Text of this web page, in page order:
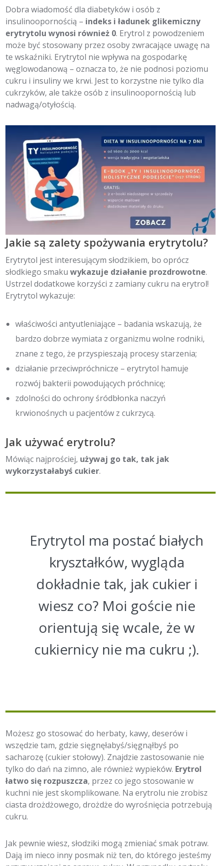
Dobra wiadomość dla diabetyków i osób z
insulinoopornością – indeks i ładunek glikemiczny
erytrytolu wynosi również 0. Erytrol z powodzeniem
może być stosowany przez osoby zwracające uwagę na
te wskaźniki. Erytrytol nie wpływa na gospodarkę
węglowodanową – oznacza to, że nie podnosi poziomu
cukru i insuliny we krwi. Jest to korzystne nie tylko dla
cukrzyków, ale także osób z insulinoopornością lub
nadwagą/otyłością.
Jakie są zalety spożywania erytrytolu?
Erytrytol jest interesującym słodzikiem, bo oprócz
słodkiego smakuwykazuje działanie prozdrowotne.
Ustrzel dodatkowe korzyści z zamiany cukru na erytrol!
Erytrytol wykazuje:
właściwości antyutleniające – badania wskazują, że
bardzo dobrze wymiata z organizmu wolne rodniki,
znane z tego, że przyspieszają procesy starzenia;
działanie przeciwpróchnicze – erytrytol hamuje
rozwój bakterii powodujących próchnicę;
zdolności do ochrony śródbłonka naczyń
krwionośnych u pacjentów z cukrzycą.
Jak używać erytrolu?
Mówiąc najprościej, używaj go tak, tak jak
wykorzystałabyś cukier.
Erytrytol ma postać białych
kryształków, wygląda
dokładnie tak, jak cukier i
wiesz co? Moi goście nie
orientują się wcale, że w
cukiernicy nie ma cukru ;).
Możesz go stosować do herbaty, kawy, deserów i
wszędzie tam, gdzie sięgnęłabyś/sięgnąłbyś po
sacharozę (cukier stołowy). Znajdzie zastosowanie nie
tylko do dań na zimno, ale również wypieków. Erytrol
łatwo się rozpuszcza, przez co jego stosowanie w
kuchni nie jest skomplikowane. Na erytrolu nie zrobisz
ciasta drożdżowego, drożdże do wyrośnięcia potrzebują
cukru.
Jak pewnie wiesz, słodziki mogą zmieniać smak potraw.
Dają im nieco inny posmak niż ten, do którego jesteśmy